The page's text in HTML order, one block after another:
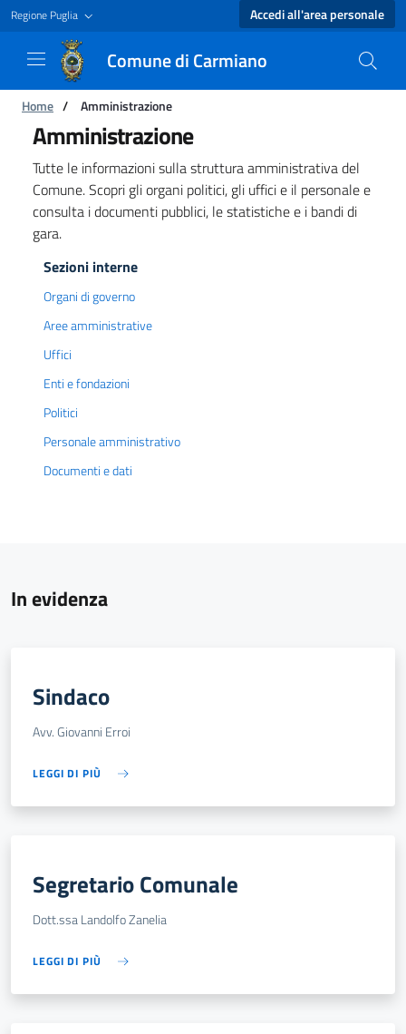
Regione Puglia Accedi all'area personale
Comune di Carmiano
Amministrazione - Comune di Carmiano
Ti trovi in:
Home / Amministrazione
Amministrazione
Tutte le informazioni sulla struttura amministrativa del
Comune. Scopri gli organi politici, gli uffici e il personale e
consulta i documenti pubblici, le statistiche e i bandi di
gara.
Sezioni interne
Organi di governo
Aree amministrative
Uffici
Enti e fondazioni
Politici
Personale amministrativo
Documenti e dati
In evidenza
Sindaco
Avv. Giovanni Erroi
LEGGI DI PIÙ
Segretario Comunale
Dott.ssa Landolfo Zanelia
LEGGI DI PIÙ